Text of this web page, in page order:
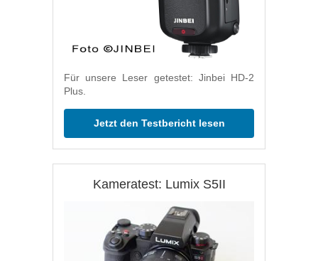
Für unsere Leser getestet: Jinbei HD-2
Plus.
Jetzt den Testbericht lesen
Kameratest: Lumix S5II